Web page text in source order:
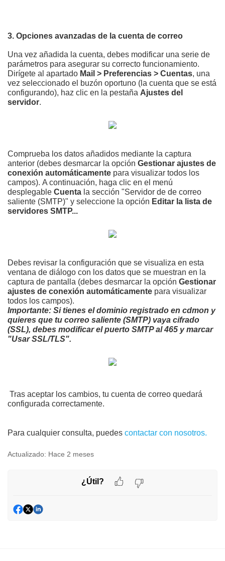
3. Opciones avanzadas de la cuenta de correo
Una vez añadida la cuenta, debes modificar una serie de
parámetros para asegurar su correcto funcionamiento.
Dirígete al apartado Mail > Preferencias > Cuentas, una
vez seleccionado el buzón oportuno (la cuenta que se está
configurando), haz clic en la pestaña Ajustes del
servidor.
Comprueba los datos añadidos mediante la captura
anterior (debes desmarcar la opción Gestionar ajustes de
conexión automáticamente para visualizar todos los
campos). A continuación, haga clic en el menú
desplegable Cuenta la sección "Servidor de de correo
saliente (SMTP)" y seleccione la opción Editar la lista de
servidores SMTP...
Debes revisar la configuración que se visualiza en esta
ventana de diálogo con los datos que se muestran en la
captura de pantalla (debes desmarcar la opción Gestionar
ajustes de conexión automáticamente para visualizar
todos los campos).
Importante: Si tienes el dominio registrado en cdmon y
quieres que tu correo saliente (SMTP) vaya cifrado
(SSL), debes modificar el puerto SMTP al 465 y marcar
"Usar SSL/TLS".
Tras aceptar los cambios, tu cuenta de correo quedará
configurada correctamente.
Para cualquier consulta, puedes contactar con nosotros.
Actualizado: Hace 2 meses
¿Útil?